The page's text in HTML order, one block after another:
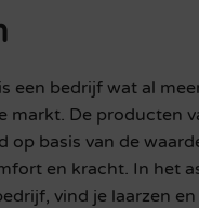
een bedrijf wat al
markt. De producten
op basis van de
en kracht. In het
vind je laarzen